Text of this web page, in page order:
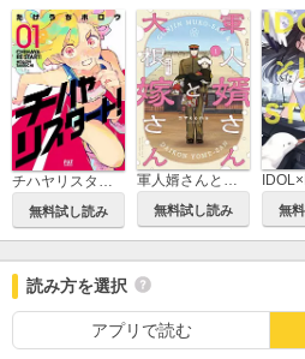
無料試し読み
軍人婿さんと大根嫁さん
無料試し読み 無
読み方を選択
アプリで読む